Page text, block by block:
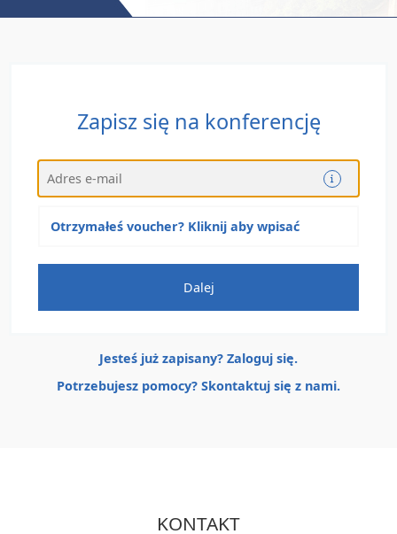
Zapisz się na konferencję
Otrzymałeś voucher? Kliknij aby wpisać
Jesteś już zapisany? Zaloguj się.
Potrzebujesz pomocy? Skontaktuj się z nami.
KONTAKT